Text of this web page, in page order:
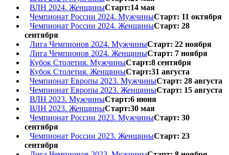
ВЛН 2024. ЖенщиныСтарт:14 мая
Чемпионат России 2024. МужчиныСтарт: 11 октября
Чемпионат России 2024. ЖенщиныСтарт: 28
сентября
Лига Чемпионов 2024. МужчиныСтарт: 22 ноября
Лига Чемпионов 2024. ЖенщиныСтарт: 7 ноября
Кубок Столетия. МужчиныСтарт:8 сентября
Кубок Столетия. ЖенщиныСтарт:31 августа
Чемпионат Европы 2023. МужчиныСтарт: 28 августа
Чемпионат Европы 2023. ЖенщиныСтарт: 15 августа
ВЛН 2023. МужчиныСтарт:6 июня
ВЛН 2023. ЖенщиныСтарт:30 мая
Чемпионат России 2023. МужчиныСтарт: 30
сентября
Чемпионат России 2023. ЖенщиныСтарт: 23
сентября